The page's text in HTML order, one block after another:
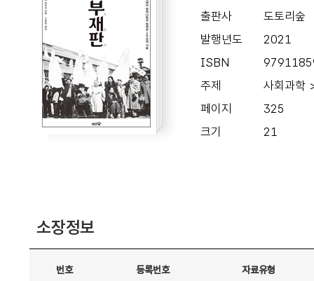
출판사
도토리숲
발행년도
2021
ISBN
주제
사회과학
페이지
325
크기
21
소장정보
번호 등록번호 자료유형